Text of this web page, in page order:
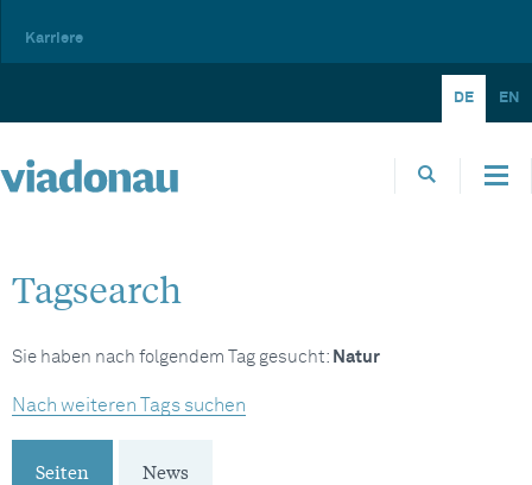
Karriere
DE EN
Tagsearch
Sie haben nach folgendem Tag gesucht: Natur
Nach weiteren Tags suchen
Seiten News